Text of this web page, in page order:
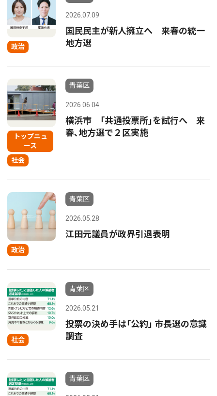
政治
2026.07.09
国民民主が新人擁立へ 来春の統一
地方選
トップニュ
ース
社会
青葉区
2026.06.04
横浜市 ｢共通投票所｣を試行へ 来
春､地方選で２区実施
政治
青葉区
2026.05.28
江田元議員が政界引退表明
社会
青葉区
2026.05.21
投票の決め手は｢公約｣ 市長選の意識
調査
青葉区